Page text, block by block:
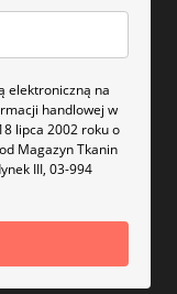
elektroniczną na
handlowej w
lipca 2002 roku o
Magazyn Tkanin
III, 03-994